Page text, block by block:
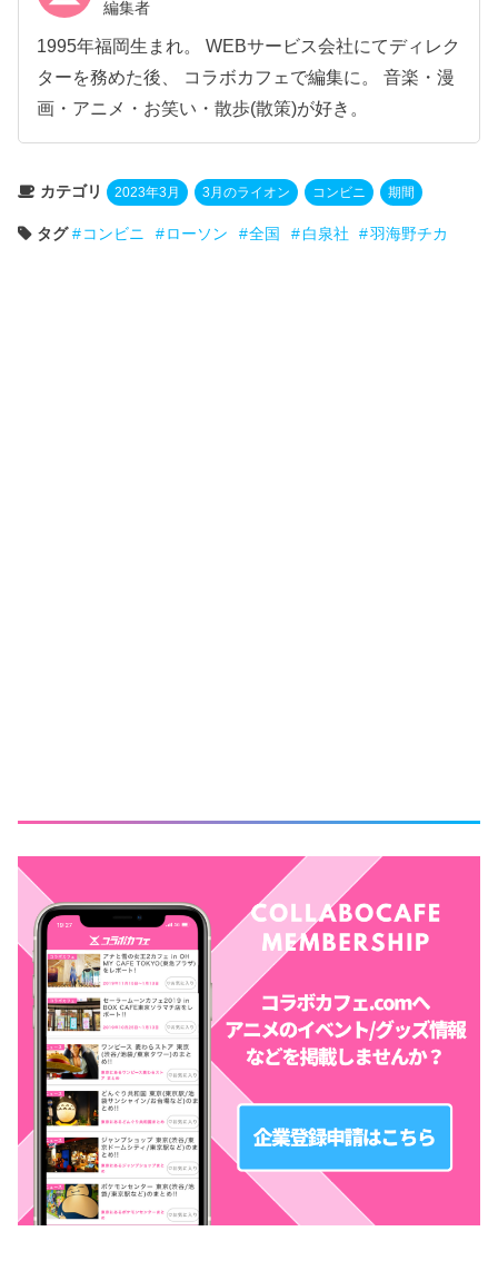
編集者
1995年福岡生まれ。 WEBサービス会社にてディレク
ターを務めた後、 コラボカフェで編集に。 音楽・漫
画・アニメ・お笑い・散歩(散策)が好き。
カテゴリ 2023年3月 3月のライオン コンビニ 期間
タグ コンビニ ローソン 全国 白泉社 羽海野チカ